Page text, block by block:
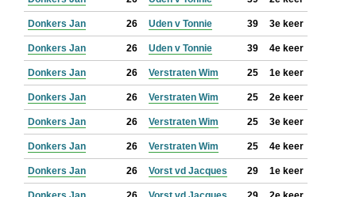
Donkers Jan 26 Uden v Tonnie 39 3e keer
Donkers Jan 26 Uden v Tonnie 39 4e keer
Donkers Jan 26 Verstraten Wim 25 1e keer
Donkers Jan 26 Verstraten Wim 25 2e keer
Donkers Jan 26 Verstraten Wim 25 3e keer
Donkers Jan 26 Verstraten Wim 25 4e keer
Donkers Jan 26 Vorst vd Jacques 29 1e keer